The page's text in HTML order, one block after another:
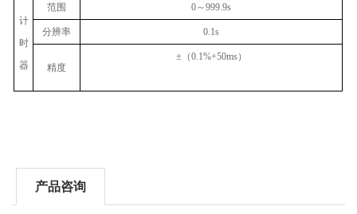
计
时
器
范围 0～999.9s
分辨率 0.1s
精度
± （0.1%+50ms）
产品咨询